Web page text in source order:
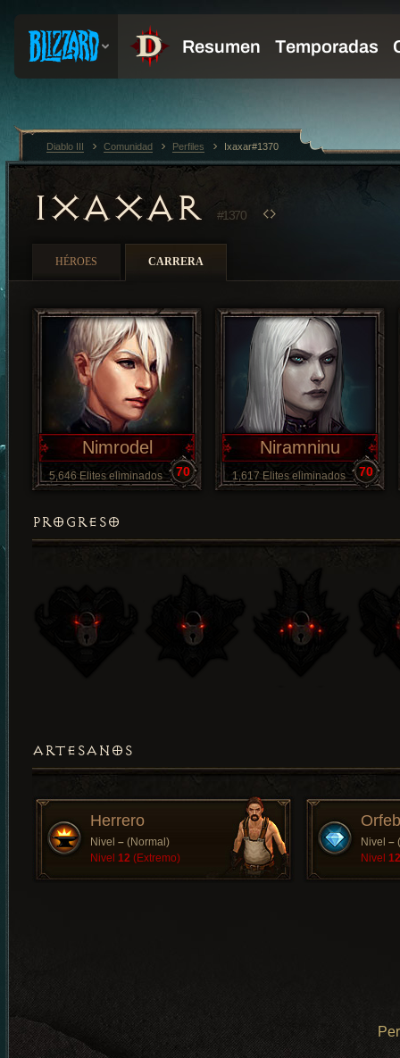
IXAXAR #1370
HÉROES CARRERA
Nimrodel
5,646 Elites eliminados 70
Niramninu
1,617 Elites eliminados 70
PROGRESO
ARTESANOS
Herrero
Nivel – (Normal)
Nivel 12 (Extremo)
Nivel –
Nivel 12
Diablo III Comunidad Perfiles Ixaxar#1370